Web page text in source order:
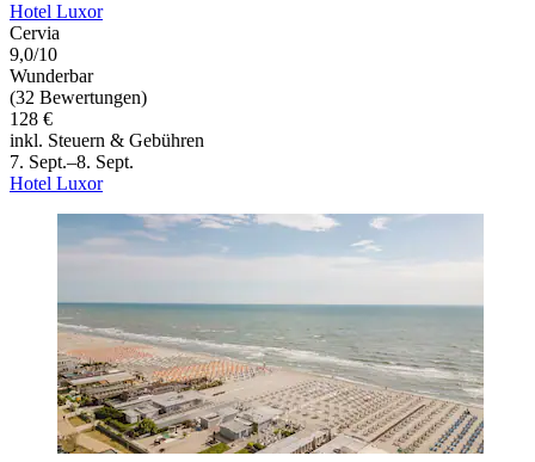
Hotel Luxor
Cervia
9,0/10
Wunderbar
(32 Bewertungen)
128 €
inkl. Steuern & Gebühren
7. Sept.–8. Sept.
Hotel Luxor